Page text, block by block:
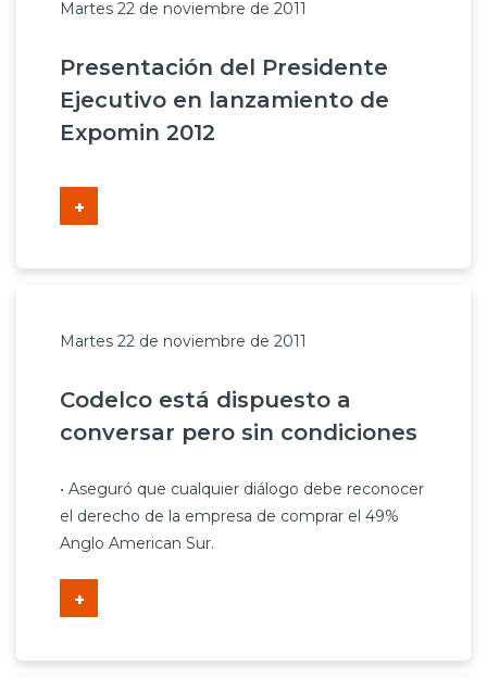
Martes 22 de noviembre de 2011
Presentación del Presidente
Ejecutivo en lanzamiento de
Expomin 2012
+
Martes 22 de noviembre de 2011
Codelco está dispuesto a
conversar pero sin condiciones
• Aseguró que cualquier diálogo debe reconocer
el derecho de la empresa de comprar el 49%
Anglo American Sur.
+